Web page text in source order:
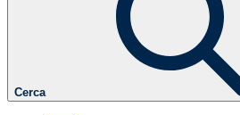
Cerca